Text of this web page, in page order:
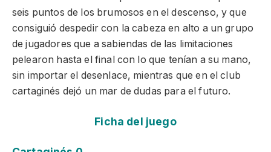
seis puntos de los brumosos en el descenso, y que
consiguió despedir con la cabeza en alto a un grupo
de jugadores que a sabiendas de las limitaciones
pelearon hasta el final con lo que tenían a su mano,
sin importar el desenlace, mientras que en el club
cartaginés dejó un mar de dudas para el futuro.
Ficha del juego